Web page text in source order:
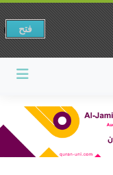
فتح